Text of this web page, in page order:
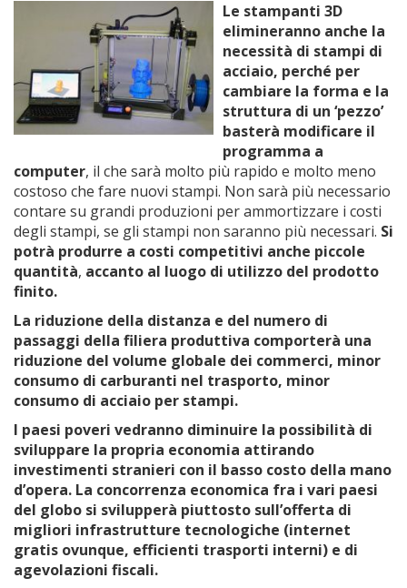
Le stampanti 3D
elimineranno anche la
necessità di stampi di
acciaio, perché per
cambiare la forma e la
struttura di un ‘pezzo’
basterà modificare il
programma a
computer, il che sarà molto più rapido e molto meno
costoso che fare nuovi stampi. Non sarà più necessario
contare su grandi produzioni per ammortizzare i costi
degli stampi, se gli stampi non saranno più necessari. Si
potrà produrre a costi competitivi anche piccole
quantità, accanto al luogo di utilizzo del prodotto
finito.
La riduzione della distanza e del numero di
passaggi della filiera produttiva comporterà una
riduzione del volume globale dei commerci, minor
consumo di carburanti nel trasporto, minor
consumo di acciaio per stampi.
I paesi poveri vedranno diminuire la possibilità di
sviluppare la propria economia attirando
investimenti stranieri con il basso costo della mano
d’opera. La concorrenza economica fra i vari paesi
del globo si svilupperà piuttosto sull’offerta di
migliori infrastrutture tecnologiche (internet
gratis ovunque, efficienti trasporti interni) e di
agevolazioni fiscali.